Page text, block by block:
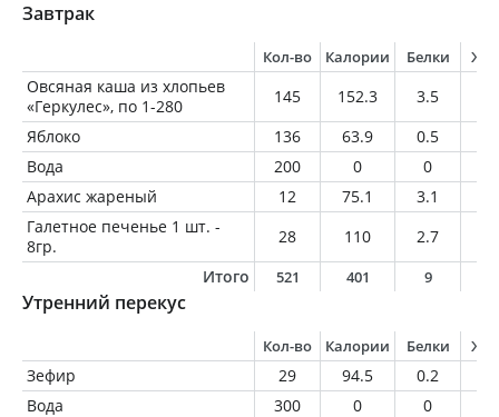
Завтрак
Кол-во Калории Белки
Овсяная каша из хлопьев
«Геркулес», по 1-280
145 152.3 3.5
Яблоко
136 63.9 0.5
Вода
200 0 0
Арахис жареный
12 75.1 3.1
Галетное печенье 1 шт. -
8гр.
28 110 2.7
Итого
521 401 9
Утренний перекус
Кол-во Калории Белки
Зефир 29 94.5 0.2
Вода
300 0 0